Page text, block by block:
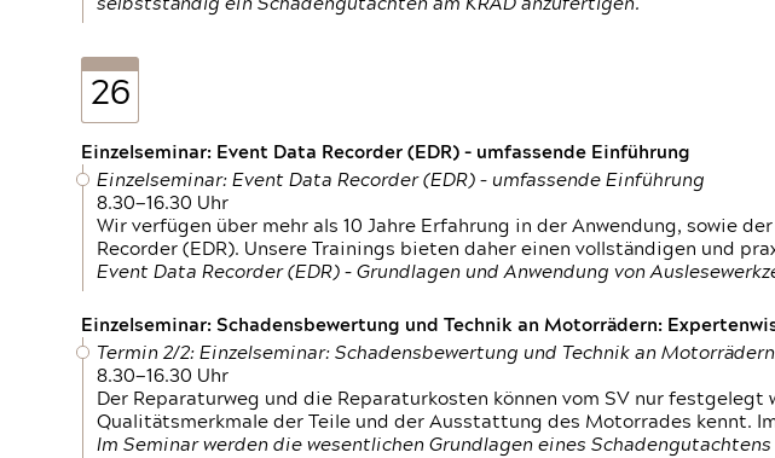
selbstständig ein Schadengutachten am KRAD anzufertigen.
26
Einzelseminar: Event Data Recorder (EDR) – umfassende Einführung
Einzelseminar: Event Data Recorder (EDR) – umfassende Einführung
8.30—16.30 Uhr
Wir verfügen über mehr als 10 Jahre Erfahrung in der Anwendung, sowie
Recorder (EDR). Unsere Trainings bieten daher einen vollständigen und
Event Data Recorder (EDR) – Grundlagen und Anwendung von
Einzelseminar: Schadensbewertung und Technik an Motorrädern:
Termin 2/2: Einzelseminar: Schadensbewertung und Technik an
8.30—16.30 Uhr
Der Reparaturweg und die Reparaturkosten können vom SV nur
Qualitätsmerkmale der Teile und der Ausstattung des Motorrades kennt.
Im Seminar werden die wesentlichen Grundlagen eines